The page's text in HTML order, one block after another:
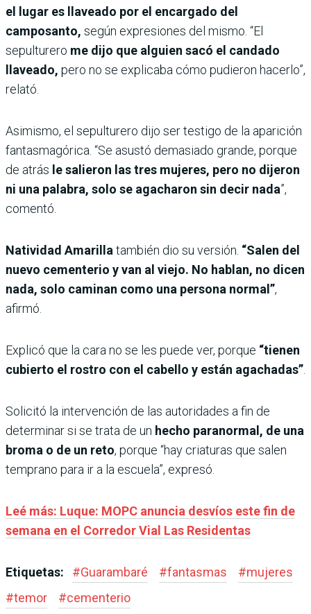
el lugar es llaveado por el encargado del
camposanto, según expresiones del mismo. “El
sepulturero me dijo que alguien sacó el candado
llaveado, pero no se explicaba cómo pudieron hacerlo”,
relató.
Asimismo, el sepulturero dijo ser testigo de la aparición
fantasmagórica. “Se asustó demasiado grande, porque
de atrás le salieron las tres mujeres, pero no dijeron
ni una palabra, solo se agacharon sin decir nada”,
comentó.
Natividad Amarilla también dio su versión. “Salen del
nuevo cementerio y van al viejo. No hablan, no dicen
nada, solo caminan como una persona normal”,
afirmó.
Explicó que la cara no se les puede ver, porque “tienen
cubierto el rostro con el cabello y están agachadas”
Solicitó la intervención de las autoridades a fin de
determinar si se trata de un hecho paranormal, de una
broma o de un reto, porque “hay criaturas que salen
temprano para ir a la escuela”, expresó.
Leé más: Luque: MOPC anuncia desvíos este fin de
semana en el Corredor Vial Las Residentas
Etiquetas: #Guarambaré #fantasmas #mujeres
#temor #cementerio